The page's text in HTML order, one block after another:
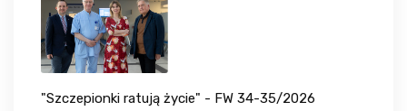
"Szczepionki ratują życie" - FW 34-35/2026